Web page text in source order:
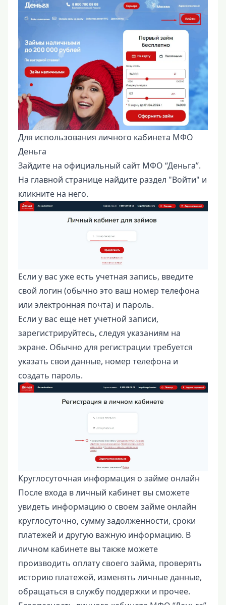
Для использования личного кабинета МФО
Деньга
Зайдите на официальный сайт МФО “Деньга”.
На главной странице найдите раздел "Войти" и
кликните на него.
Если у вас уже есть учетная запись, введите
свой логин (обычно это ваш номер телефона
или электронная почта) и пароль.
Если у вас еще нет учетной записи,
зарегистрируйтесь, следуя указаниям на
экране. Обычно для регистрации требуется
указать свои данные, номер телефона и
создать пароль.
Круглосуточная информация о займе онлайн
После входа в личный кабинет вы сможете
увидеть информацию о своем займе онлайн
круглосуточно, сумму задолженности, сроки
платежей и другую важную информацию. В
личном кабинете вы также можете
производить оплату своего займа, проверять
историю платежей, изменять личные данные,
обращаться в службу поддержки и прочее.